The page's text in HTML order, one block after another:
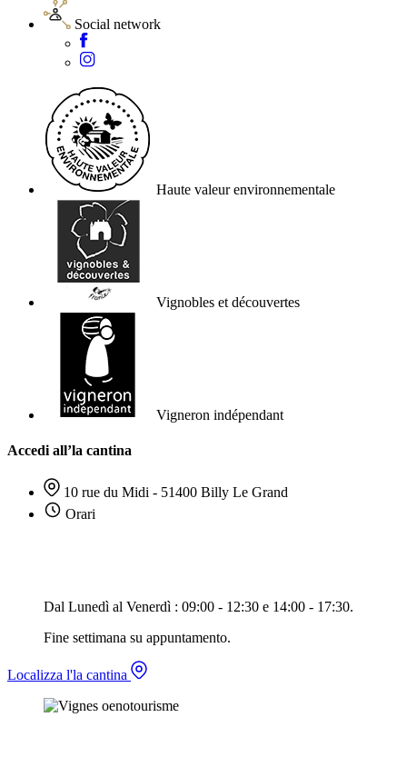
Social network
Haute valeur environnementale
Vignobles et découvertes
Vigneron indépendant
Accedi all’la cantina
10 rue du Midi - 51400 Billy Le Grand
Orari
Dal Lunedì al Venerdì : 09:00 - 12:30 e 14:00 - 17:30.
Fine settimana su appuntamento.
Localizza l'la cantina